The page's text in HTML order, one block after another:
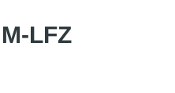
LFZ